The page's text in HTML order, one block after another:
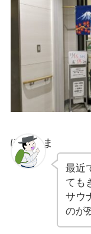
ぽちゃま
最近
ても
サウ
のが